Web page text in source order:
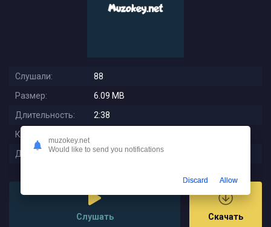
Слушали:
88
Размер:
6.09 MB
Длительность:
2:38
Качество:
Дата релиза:
2025-10-28 05:27:02
Слушать Скачать
muzokey.net
Would like to send you notifications
Discard Allow